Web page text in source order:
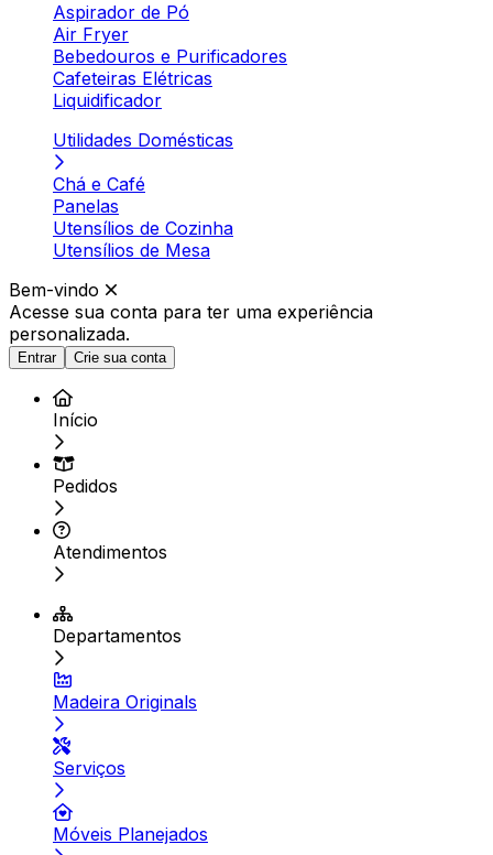
Aspirador de Pó
Air Fryer
Bebedouros e Purificadores
Cafeteiras Elétricas
Liquidificador
Utilidades Domésticas
Chá e Café
Panelas
Utensílios de Cozinha
Utensílios de Mesa
Bem-vindo
Acesse sua conta para ter uma experiência
personalizada.
Entrar Crie sua conta
Início
Pedidos
Atendimentos
Departamentos
Madeira Originals
Serviços
Móveis Planejados